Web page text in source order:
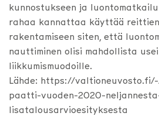
kunnostukseen ja
rahaa kannattaa käyttää
rakentamiseen siten, että
nauttiminen olisi mahdollista
liikkumismuodoille.
Lähde: https://
paatti-vuoden-2020-
lisatalousarvioesityksesta